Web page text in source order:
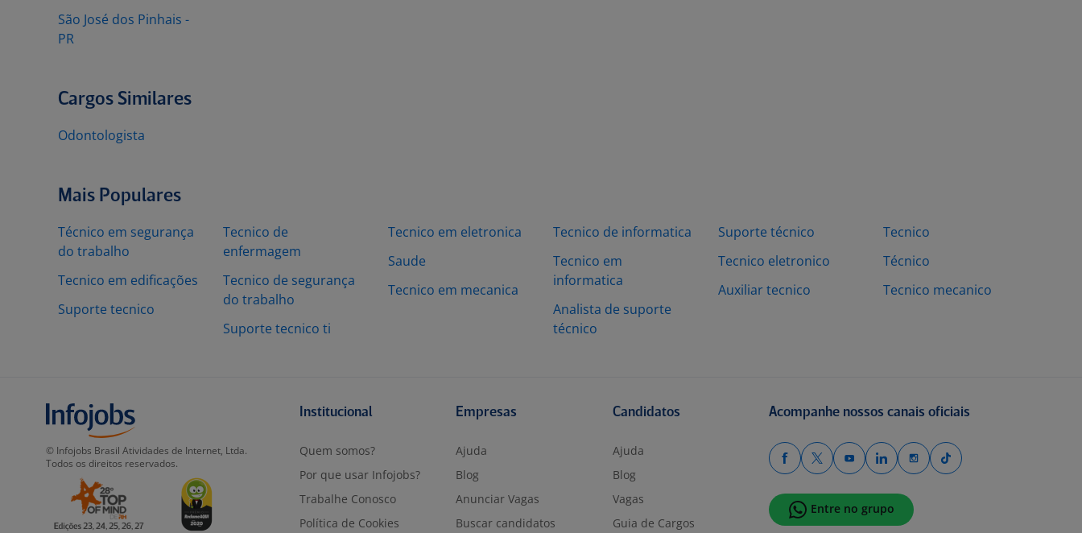
São José dos Pinhais -
PR
Cargos Similares
Odontologista
Mais Populares
Técnico em segurança
do trabalho
Tecnico em edificações
Suporte tecnico
Tecnico de
enfermagem
Tecnico de segurança
do trabalho
Suporte tecnico ti
Tecnico em eletronica
Saude
Tecnico em mecanica
Tecnico de informatica
Tecnico em
informatica
Analista de suporte
técnico
Suporte técnico
Tecnico eletronico
Auxiliar tecnico
Tecnico
Técnico
Tecnico mecanico
© Infojobs Brasil Atividades de Internet, Ltda.
Todos os direitos reservados.
Institucional
Quem somos?
Por que usar Infojobs?
Trabalhe Conosco
Política de Cookies
Empresas
Ajuda
Blog
Anunciar Vagas
Buscar candidatos
Candidatos
Ajuda
Blog
Vagas
Guia de Cargos
Acompanhe nossos canais oficiais
Entre no grupo